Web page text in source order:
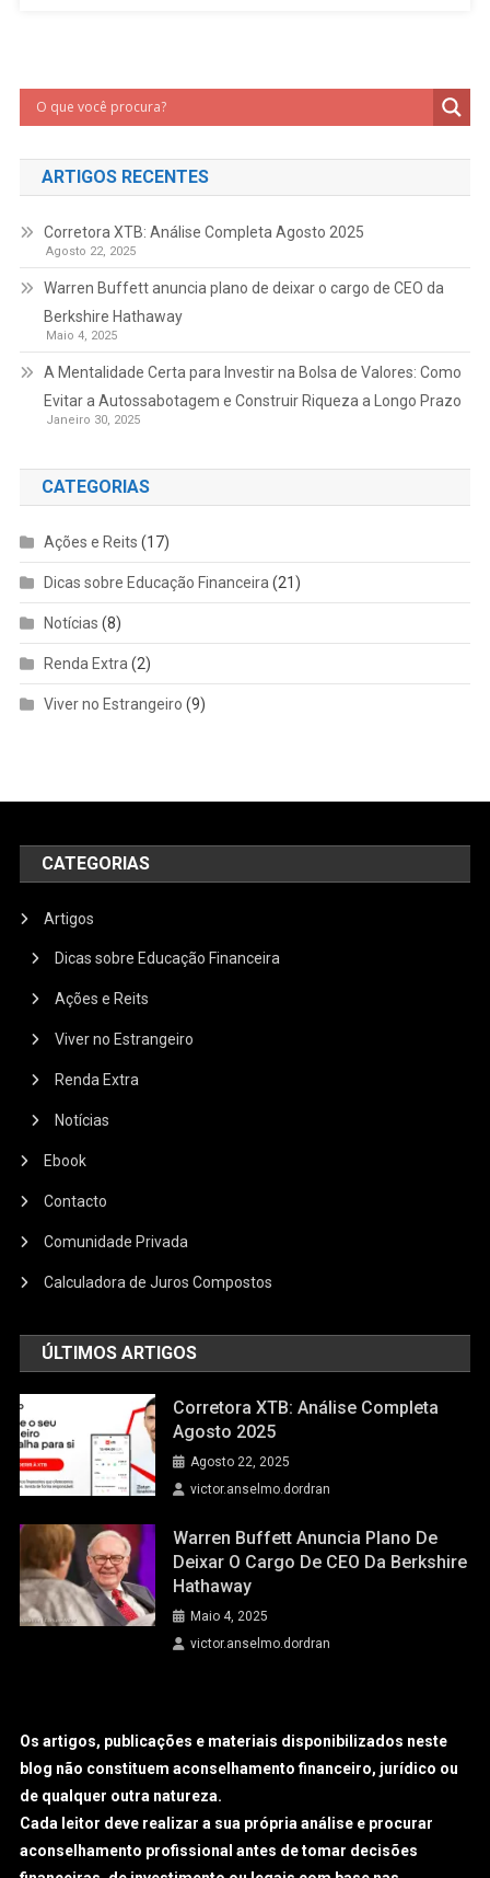
ARTIGOS RECENTES
Corretora XTB: Análise Completa Agosto 2025
Agosto 22, 2025
Warren Buffett anuncia plano de deixar o cargo de CEO da
Berkshire Hathaway
Maio 4, 2025
A Mentalidade Certa para Investir na Bolsa de Valores: Como
Evitar a Autossabotagem e Construir Riqueza a Longo Prazo
Janeiro 30, 2025
CATEGORIAS
Ações e Reits (17)
Dicas sobre Educação Financeira (21)
Notícias (8)
Renda Extra (2)
Viver no Estrangeiro (9)
CATEGORIAS
Artigos
Dicas sobre Educação Financeira
Ações e Reits
Viver no Estrangeiro
Renda Extra
Notícias
Ebook
Contacto
Comunidade Privada
Calculadora de Juros Compostos
ÚLTIMOS ARTIGOS
Corretora XTB: Análise Completa
Agosto 2025
Agosto 22, 2025
victor.anselmo.dordran
Warren Buffett Anuncia Plano De
Deixar O Cargo De CEO Da Berkshire
Hathaway
Maio 4, 2025
victor.anselmo.dordran
Os artigos, publicações e materiais disponibilizados neste
blog não constituem aconselhamento financeiro, jurídico ou
de qualquer outra natureza.
Cada leitor deve realizar a sua própria análise e procurar
aconselhamento profissional antes de tomar decisões